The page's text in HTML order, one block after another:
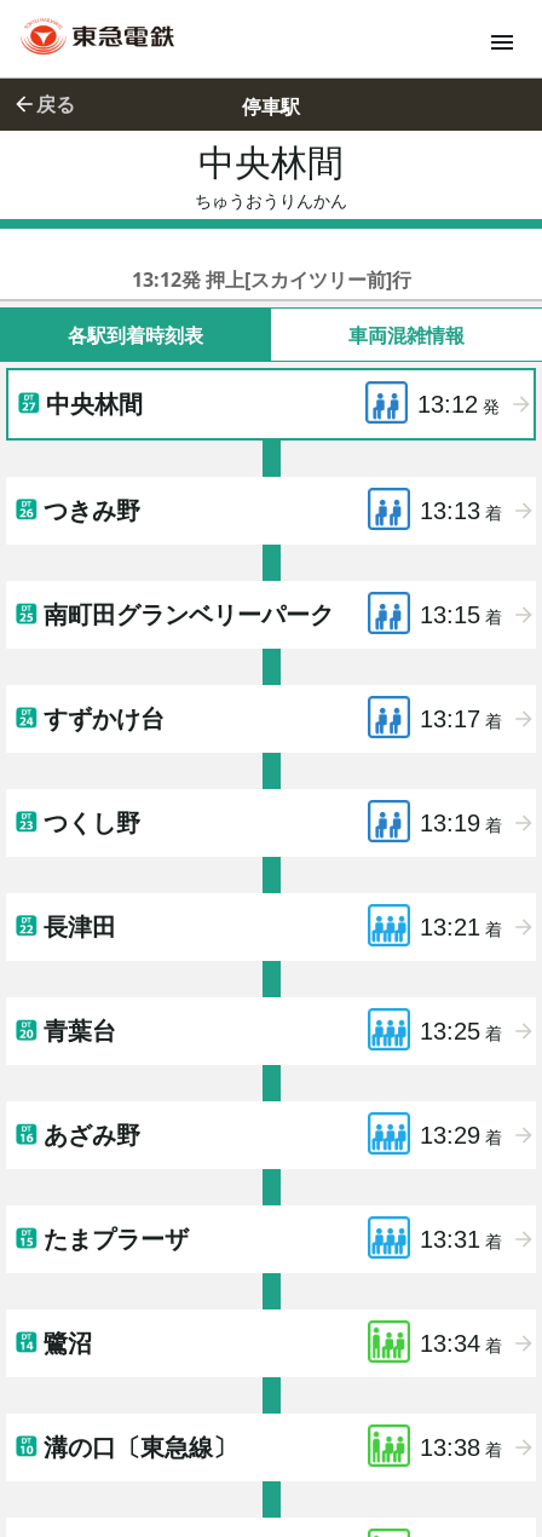
戻る 停車駅
中央林間
ちゅうおうりんかん
13:12発 押上[スカイツリー前]行
各駅到着時刻表 車両混雑情報
中央林間 13:12 発
つきみ野 13:13 着
南町田グランベリーパーク 13:15 着
すずかけ台 13:17 着
つくし野 13:19 着
長津田 13:21 着
青葉台 13:25 着
あざみ野 13:29 着
たまプラーザ 13:31 着
鷺沼 13:34 着
溝の口〔東急線〕 13:38 着